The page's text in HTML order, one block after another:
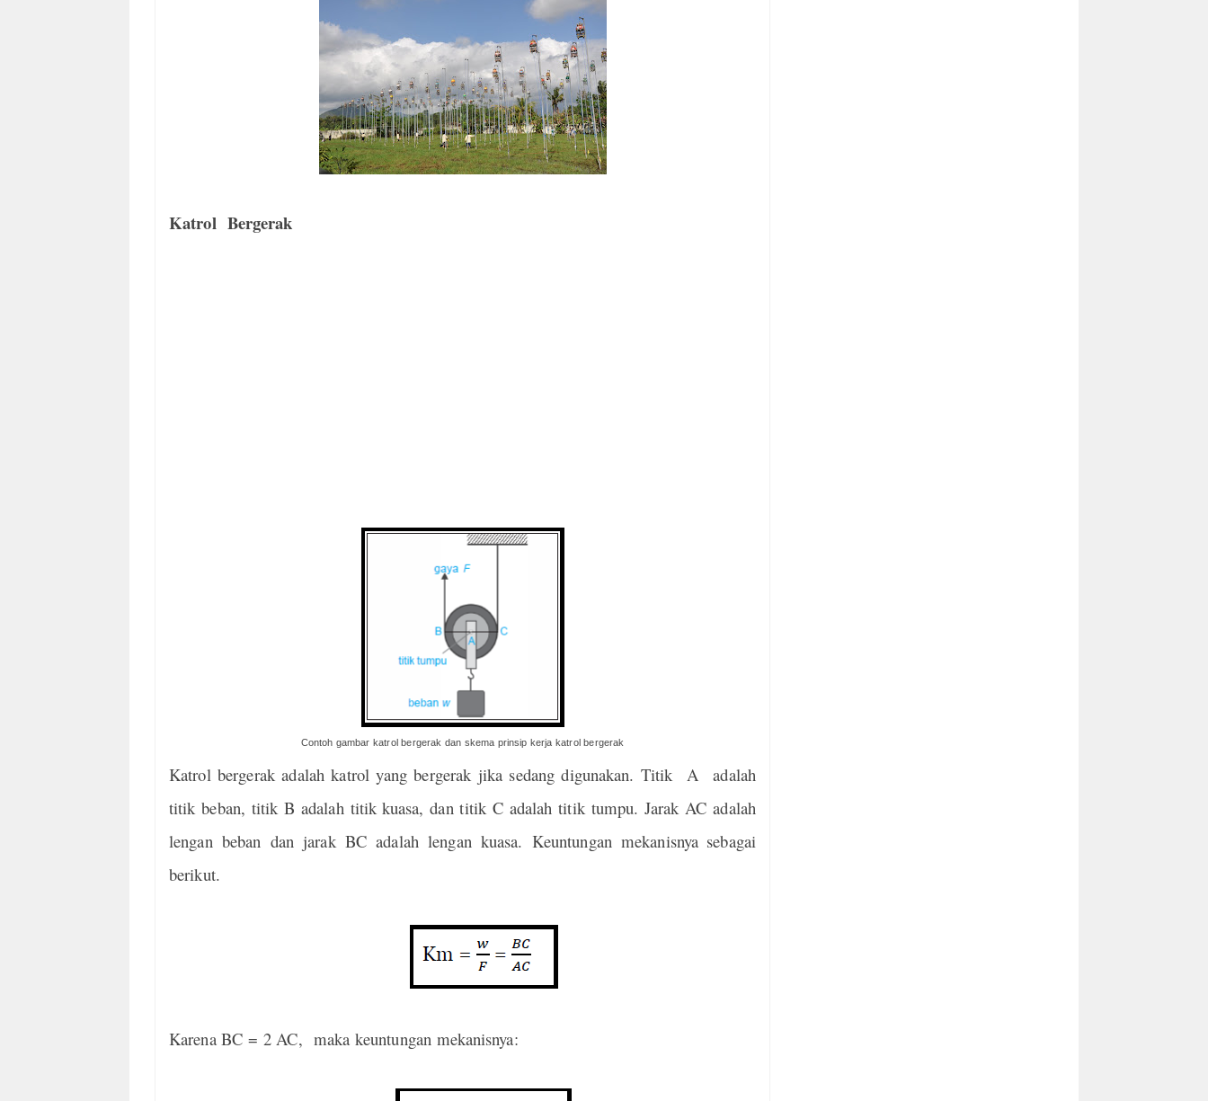
Katrol Bergerak
Contoh gambar katrol bergerak dan skema prinsip kerja katrol bergerak
Katrol bergerak adalah katrol yang bergerak jika sedang digunakan. Titik A adalah
titik beban, titik B adalah titik kuasa, dan titik C adalah titik tumpu. Jarak AC adalah
lengan beban dan jarak BC adalah lengan kuasa. Keuntungan mekanisnya sebagai
berikut.
Karena BC = 2 AC, maka keuntungan mekanisnya: